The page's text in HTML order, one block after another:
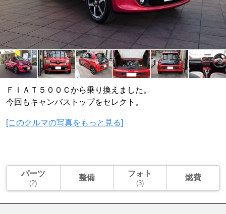
ＦＩＡＴ５００Ｃから乗り換えました。
今回もキャンバストップをセレクト。
[このクルマの写真をもっと見る]
パーツ
(2)
整備 フォト
(3)
燃費